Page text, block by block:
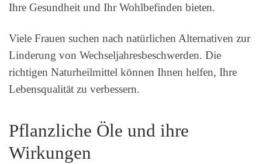
Ihre Gesundheit und Ihr Wohlbefinden bieten.
Viele Frauen suchen nach natürlichen Alternativen zur
Linderung von Wechseljahresbeschwerden. Die
richtigen Naturheilmittel können Ihnen helfen, Ihre
Lebensqualität zu verbessern.
Pflanzliche Öle und ihre
Wirkungen